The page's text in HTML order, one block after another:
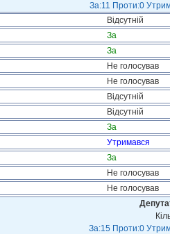
За:11 Проти:0
Відсутній
За
За
Не голосував
Не голосував
Відсутній
Відсутній
За
Утримався
За
Не голосував
Не голосував
За:15 Проти:0